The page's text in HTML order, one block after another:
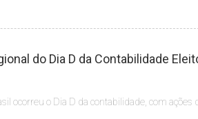
do Dia D da Contabilidade
ocorreu o Dia D da contabilidade, com ações